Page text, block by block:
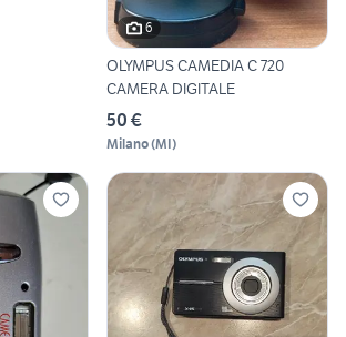
6
OLYMPUS CAMEDIA C 720
CAMERA DIGITALE
50 €
Milano(MI)